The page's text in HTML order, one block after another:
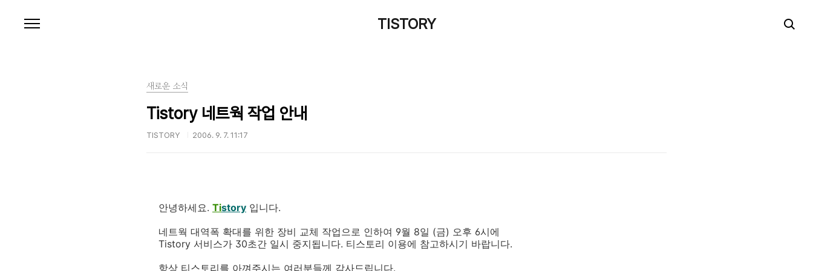
TISTORY
새로운 소식
Tistory 네트웍 작업 안내
TISTORY 2006. 9. 7. 11:17
안녕하세요. Tistory 입니다.
네트웍 대역폭 확대를 위한 장비 교체 작업으로 인하여 9월 8일 (금) 오후 6시에
Tistory 서비스가 30초간 일시 중지됩니다. 티스토리 이용에 참고하시기 바랍니다.
항상 티스토리를 아껴주시는 여러분들께 감사드립니다.